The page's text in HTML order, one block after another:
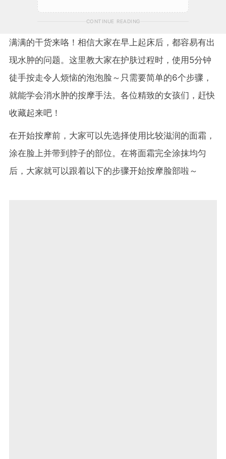
CONTINUE READING
满满的干货来咯！相信大家在早上起床后，都容易有出
现水肿的问题。这里教大家在护肤过程时，使用5分钟
徒手按走令人烦恼的泡泡脸～只需要简单的6个步骤，
就能学会消水肿的按摩手法。各位精致的女孩们，赶快
收藏起来吧！
在开始按摩前，大家可以先选择使用比较滋润的面霜，
涂在脸上并带到脖子的部位。在将面霜完全涂抹均匀
后，大家就可以跟着以下的步骤开始按摩脸部啦～